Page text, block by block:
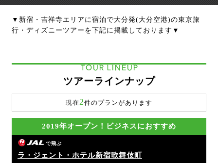
▼新宿・吉祥寺エリアに宿泊で大分発(大分空港)の東京旅
行・ディズニーツアーを下記に掲載しております▼
TOUR LINEUP
ツアーラインナップ
現在2件のプランがあります
2019年オープン！ビジネスにおすすめ
で飛ぶ
ラ・ジェント・ホテル新宿歌舞伎町